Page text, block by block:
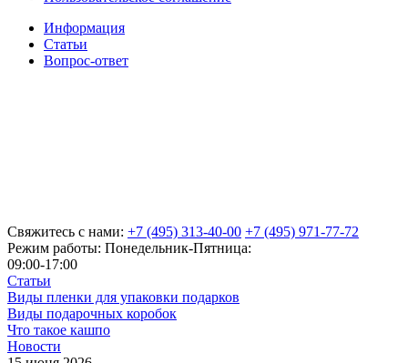
Информация
Статьи
Вопрос-ответ
Свяжитесь с нами: +7 (495) 313-40-00 +7 (495) 971-77-72
Режим работы: Понедельник-Пятница:
09:00-17:00
Статьи
Виды пленки для упаковки подарков
Виды подарочных коробок
Что такое кашпо
Новости